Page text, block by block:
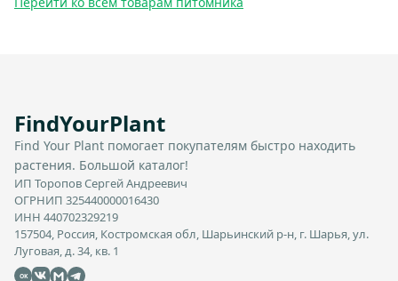
FindYourPlant
Find Your Plant помогает покупателям быстро находить
растения. Большой каталог!
ИП Торопов Сергей Андреевич
ОГРНИП 325440000016430
ИНН 440702329219
157504, Россия, Костромская обл, Шарьинский р-н, г. Шарья, ул.
Луговая, д. 34, кв. 1
OK